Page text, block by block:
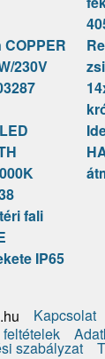
230V
fali
IP65
Kapcsolat
szabályzat